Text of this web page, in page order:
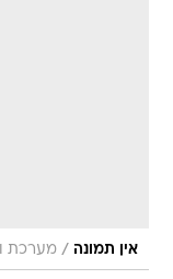
אין תמונה / מערכת